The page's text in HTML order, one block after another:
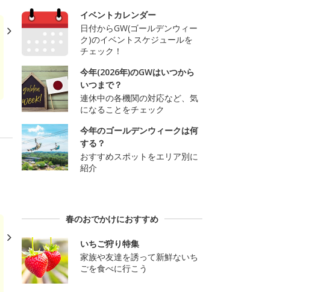
イベントカレンダー
日付からGW(ゴールデンウィー
ク)のイベントスケジュールを
チェック！
今年(2026年)のGWはいつから
いつまで？
連休中の各機関の対応など、気
になることをチェック
今年のゴールデンウィークは何
する？
おすすめスポットをエリア別に
紹介
春のおでかけにおすすめ
いちご狩り特集
家族や友達を誘って新鮮ないち
ごを食べに行こう